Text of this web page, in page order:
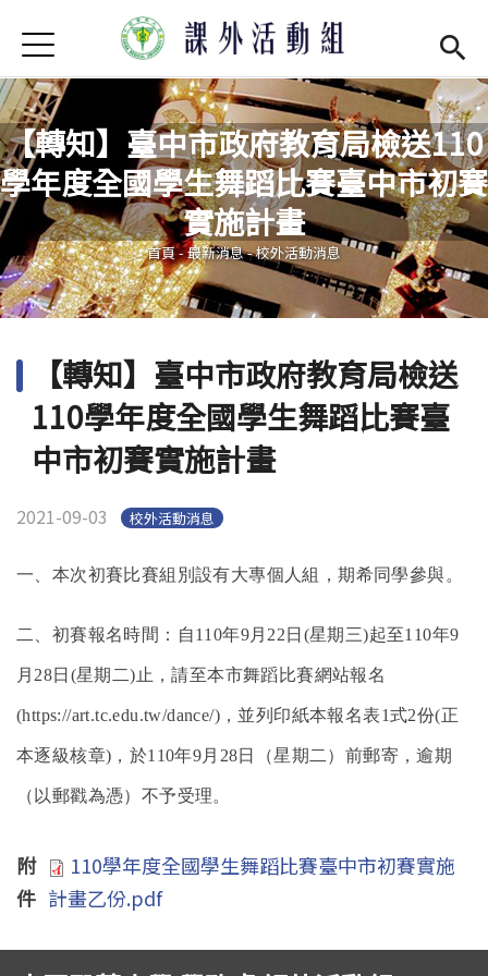
首頁
學務處首頁(link is external)
最新消息
Open
單位介紹
Open
社團現況
Open
社團營運
活動集錦
法令規章
Jump to Navigation
Jump to Main content
【轉知】臺中市政府教育局檢送110
學年度全國學生舞蹈比賽臺中市初賽
實施計畫
您在這裡
首頁-最新消息-校外活動消息
【轉知】臺中市政府教育局檢送
110學年度全國學生舞蹈比賽臺
中市初賽實施計畫
2021-09-03 校外活動消息
一、本次初賽比賽組別設有大專個人組，期希同學參與。
二、初賽報名時間：自110年9月22日(星期三)起至110年9
月28日(星期二)止，請至本市舞蹈比賽網站報名
(https://art.tc.edu.tw/dance/)，並列印紙本報名表1式2份(正
本逐級核章)，於110年9月28日（星期二）前郵寄，逾期
（以郵戳為憑）不予受理。
附
件
110學年度全國學生舞蹈比賽臺中市初賽實施
計畫乙份.pdf